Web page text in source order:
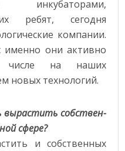
ребят, сегодня
компании.
именно они активно
числе на наших
новых технологий.
собствен-
сфере?
и собственных